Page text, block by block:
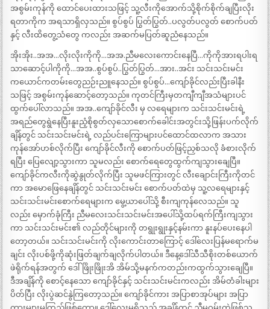
အစွမ်းကုန်ကို ထောင်ပေးထားသဖြင့် သူ့လီးကိုအောက်သို့စိုက်စိုက်ချပြီးလိုး
ရတာကိုက အရသာရှိလှသည်။ စွပ်စွပ် ပြွတ်ပြွတ်..ပလွတ်ပလွတ် စောက်ပတ်
နှင့် လီးထိတွေ့သံတွေ ကလည်း အဆက်မပြတ်ဆူညံနေသည်။
အိုးအိုး..အအ…လိုးလိုးကိုကို…အအ.ညီမလေးကောင်းနေပြီ…ကိုကိုအားရပါးရ
သာဆောင့်ပါကိုကို…အအ..စွပ်စွပ်..ပြွတ်ပြွတ်…အား..အင်း သင်းသင်းမင်း
ကယောင်ကတမ်းတွေညဉ်းညူနေသည်။ စွပ်စွပ်…ကျော်ခိုင်လည်းပြီးခါနီး
သဖြင့် အစွမ်းကုန်ဆောင့်တော့သည်။ ကုတင်ကြီးမှတကျီကျီအသံများပင်
ထွက်ပေါ်လာသည်။ အအ..ကျော်ခိုင်လီး မှ လရေများက သင်းသင်းမင်းရဲ့
အရည်တွေရွဲနေပြီးနူးညံ့စိုစွတ်လှသောစောက်ခေါင်းအတွင်းသို့ဖြန်းပက်လိုက်
ချိန်တွင် သင်းသင်းမင်းရဲ့ လည်ပင်းကြောများပင်ထောင်ထလာက အသား
ကုန်အော်ဟစ်လိုက်ပြီး ကျော်ခိုင်လီးကို စောက်ပတ်ဖြင့်ညှစ်သလို ခံစားလိုက်
ရပြီး ပြေလျော့သွားကာ သူမလည်း စောက်ရေတွေထွက်ကျသွားချေပြီ။
ကျော်ခိုင်ကလီးကိုဆွဲနွုတ်လိုက်ပြီး သူမဖင်ကြားတွင် လီးချောင်းကြီးကိုတင်
ကာ အမောဖြေနေချိန်တွင် သင်းသင်းမင်း စောက်ပတ်ထဲမှ သူ့လရေများနှင့်
သင်းသင်းမင်းစောက်ရေများက မွေ့ယာပေါ်သို့ စီးကျကုန်လေသည်။ သူ
လည်း မှောက်ခုံကြီး ညီမလေးသင်းသင်းမင်းအပေါ်သို့ထပ်ရက်ကြီးကျသွား
ကာ သင်းသင်းမင်း၏ လည်တိုင်များကို တရွုးရွုးနှင့်နမ်းကာ နူးနပ်ပေးနေပါ
တော့တယ်။ သင်းသင်းမင်းကို လိုးကောင်းတာကြောင့် ဒေါ်လေးပြန်မရောက်မ
ချင်း လိုးပစ်ဖို့ကိုဆုံးဖြတ်ချက်ချလိုက်ပါတယ်။ ဒီနေ့ဒေါ်သီသီစိုးတစ်ယောက်
ဖဲရိုက်ရန်အတွက် ဒေါ်ဖြိုးဖြိုးအိ အိမ်သို့မနက်ကတည်းကထွက်သွားချေပြီ။
ဒီအချိန်ကို စောင့်နေသော ကျော်ခိုင်နှင့် သင်းသင်းမင်းကလည်း အိမ်တံခါးများ
ပိတ်ပြီး လိုးပွဲဆင်နွဲကြတော့သည်။ ကျော်ခိုင်ကား အပြာစာအုပ်များ အပြာ